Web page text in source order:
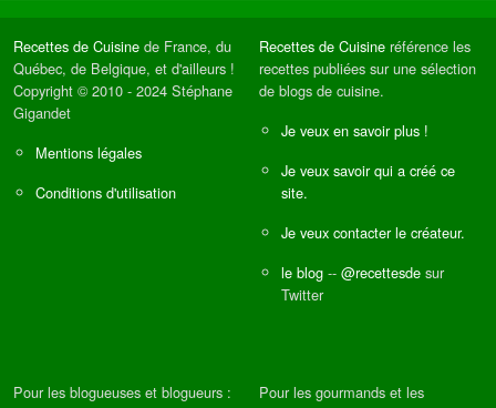
Recettes de Cuisine de France, du
Québec, de Belgique, et d'ailleurs !
Copyright © 2010 - 2024 Stéphane
Gigandet
Mentions légales
Conditions d'utilisation
Recettes de Cuisine référence les
recettes publiées sur une sélection
de blogs de cuisine.
Je veux en savoir plus !
Je veux savoir qui a créé ce
site.
Je veux contacter le créateur.
le blog -- @recettesde sur
Twitter
Pour les blogueuses et blogueurs :
Pour les gourmands et les